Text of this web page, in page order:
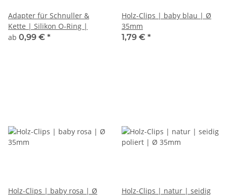
Adapter für Schnuller &
Kette | Silikon O-Ring |
ab 0,99 € *
Holz-Clips | baby blau | Ø
35mm
1,79 € *
Holz-Clips | baby rosa | Ø Holz-Clips | natur | seidig